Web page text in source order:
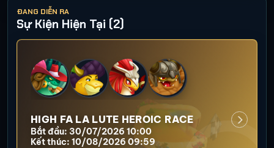
ĐANG DIỄN RA
Sự Kiện Hiện Tại (2)
HIGH FA LA LUTE HEROIC RACE
Bắt đầu: 30/07/2026 10:00
Kết thúc: 10/08/2026 09:59